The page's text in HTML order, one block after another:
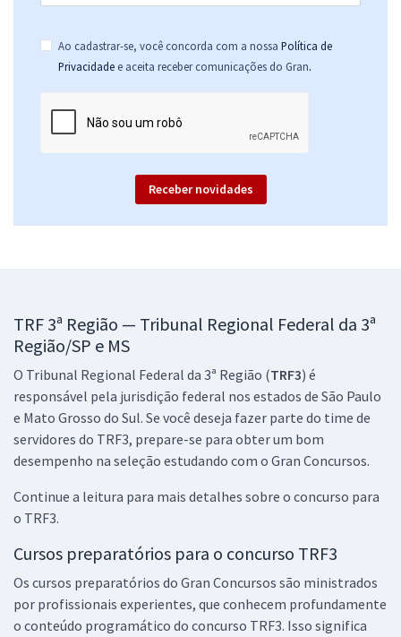
Federal Substituto (Pré-edital)
R$ 719,12à vista
R$59,93
Economize R$ 179,78 (-20%)
Comprar
Ao cadastrar-se, você concorda com a nossa Política de
Privacidade e aceita receber comunicações do Gran.
Receber novidades
TRF 3ª Região — Tribunal Regional Federal da 3ª
Região/SP e MS
O Tribunal Regional Federal da 3ª Região (TRF3) é
responsável pela jurisdição federal nos estados de São Paulo
e Mato Grosso do Sul. Se você deseja fazer parte do time de
servidores do TRF3, prepare-se para obter um bom
desempenho na seleção estudando com o Gran Concursos.
Continue a leitura para mais detalhes sobre o concurso para
o TRF3.
Cursos preparatórios para o concurso TRF3
Os cursos preparatórios do Gran Concursos são ministrados
por profissionais experientes, que conhecem profundamente
o conteúdo programático do concurso TRF3. Isso significa